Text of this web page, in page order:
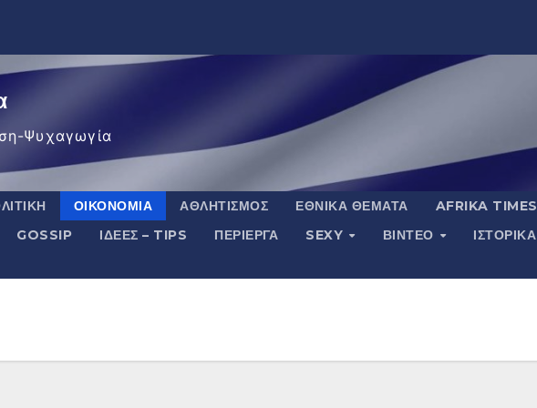
Ψυχαγωγία
ΟΙΚΟΝΟΜΊΑ ΑΘΛΗΤΙΣΜΌΣ ΕΘΝΙΚΆ ΘΈΜΑΤΑ AFRIKA TIMES
GOSSIP ΙΔΈΕΣ – TIPS ΠΕΡΊΕΡΓΑ SEXY ΒΙΝΤΕΟ
ΙΣΤΟΡΙΚΆ